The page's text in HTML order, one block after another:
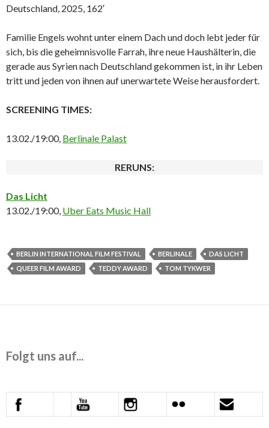
Deutschland, 2025, 162′
Familie Engels wohnt unter einem Dach und doch lebt jeder für
sich, bis die geheimnisvolle Farrah, ihre neue Haushälterin, die
gerade aus Syrien nach Deutschland gekommen ist, in ihr Leben
tritt und jeden von ihnen auf unerwartete Weise herausfordert.
SCREENING TIMES:
13.02./19:00, Berlinale Palast
RERUNS:
Das Licht
13.02./19:00, Uber Eats Music Hall
BERLIN INTERNATIONAL FILM FESTIVAL BERLINALE
DAS LICHT
QUEER FILM AWARD
TEDDY AWARD TOM TYKWER
Folgt uns auf...